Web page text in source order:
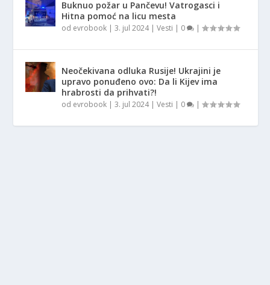
Buknuo požar u Pančevu! Vatrogasci i
Hitna pomoć na licu mesta
od evrobook |3. jul 2024|Vesti | 0 |
Neočekivana odluka Rusije! Ukrajini je
upravo ponuđeno ovo: Da li Kijev ima
hrabrosti da prihvati?!
od evrobook |3. jul 2024|Vesti | 0 |